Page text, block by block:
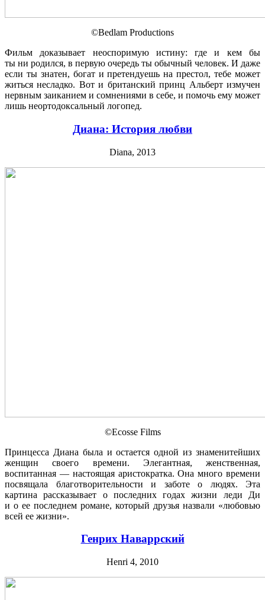
©Bedlam Productions
Фильм доказывает неоспоримую истину: где и кем бы
ты ни родился, в первую очередь ты обычный человек. И даже
если ты знатен, богат и претендуешь на престол, тебе может
житься несладко. Вот и британский принц Альберт измучен
нервным заиканием и сомнениями в себе, и помочь ему может
лишь неортодоксальный логопед.
Диана: История любви
Diana, 2013
©Ecosse Films
Принцесса Диана была и остается одной из знаменитейших
женщин своего времени. Элегантная, женственная,
воспитанная — настоящая аристократка. Она много времени
посвящала благотворительности и заботе о людях. Эта
картина рассказывает о последних годах жизни леди Ди
и о ее последнем романе, который друзья назвали «любовью
всей ее жизни».
Генрих Наваррский
Henri 4, 2010